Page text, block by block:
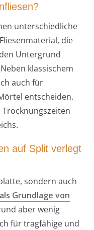
unterschiedliche
die
Untergrund
klassischem
auch für
entscheiden.
Trocknungszeiten
auf Split verlegt
sondern auch
Grundlage von
aber wenig
für tragfähige und